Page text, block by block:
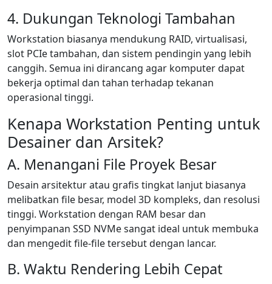
4. Dukungan Teknologi Tambahan
Workstation biasanya mendukung RAID, virtualisasi,
slot PCIe tambahan, dan sistem pendingin yang lebih
canggih. Semua ini dirancang agar komputer dapat
bekerja optimal dan tahan terhadap tekanan
operasional tinggi.
Kenapa Workstation Penting untuk
Desainer dan Arsitek?
A. Menangani File Proyek Besar
Desain arsitektur atau grafis tingkat lanjut biasanya
melibatkan file besar, model 3D kompleks, dan resolusi
tinggi. Workstation dengan RAM besar dan
penyimpanan SSD NVMe sangat ideal untuk membuka
dan mengedit file-file tersebut dengan lancar.
B. Waktu Rendering Lebih Cepat